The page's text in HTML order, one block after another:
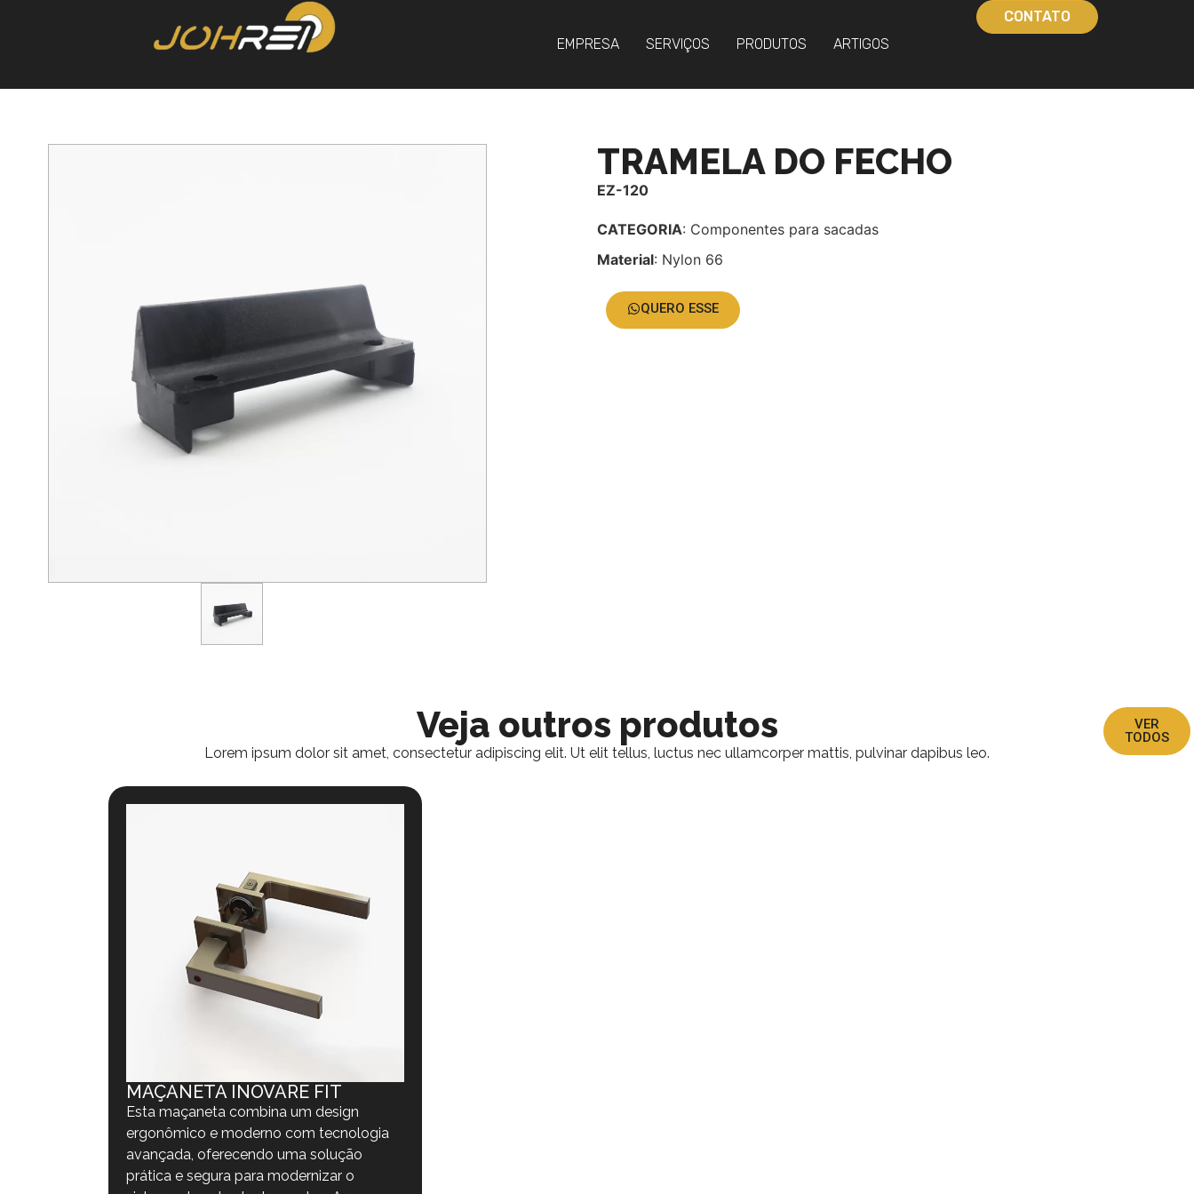
EMPRESA SERVIÇOS PRODUTOS ARTIGOS
CONTATO
TRAMELA DO FECHO
EZ-120
CATEGORIA: Componentes para sacadas
Material: Nylon 66
QUERO ESSE
Veja outros produtos
Lorem ipsum dolor sit amet, consectetur adipiscing elit. Ut elit tellus, luctus nec ullamcorper mattis, pulvinar dapibus leo.
MAÇANETA INOVARE FIT
Esta maçaneta combina um design
ergonômico e moderno com tecnologia
avançada, oferecendo uma solução
prática e segura para modernizar o
VER
TODOS